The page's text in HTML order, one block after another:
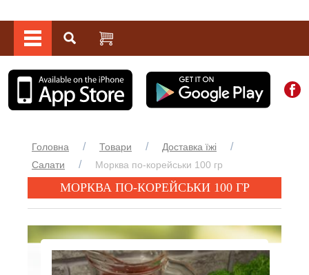
Головна / Товари / Доставка їжі /
Салати / Морква по-корейськи 100 гр
МОРКВА ПО-КОРЕЙСЬКИ 100 ГР